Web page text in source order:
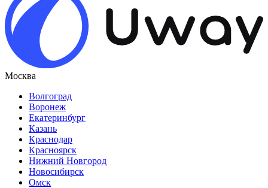
Москва
Волгоград
Воронеж
Екатеринбург
Казань
Краснодар
Красноярск
Нижний Новгород
Новосибирск
Омск